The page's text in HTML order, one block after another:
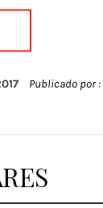
Publicado por :